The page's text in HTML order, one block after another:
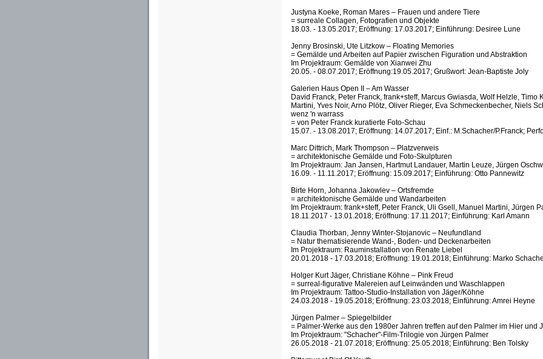
Justyna Koeke, Roman Mares ­– Frauen und andere Tiere
= surreale Collagen, Fotografien und Objekte
18.03. - 13.05.2017; Eröffnung: 17.03.2017; Einführung: Desiree Lune
Jenny Brosinski, Ute Litzkow ­– Floating Memories
= Gemälde und Arbeiten auf Papier zwischen Figuration und Abstraktion
Im Projektraum: Gemälde von Xianwei Zhu
20.05. - 08.07.2017; Eröffnung:19.05.2017; Grußwort: Jean-Baptiste Joly
Galerien Haus Open II – Am Wasser
David Franck, Peter Franck, frank+steff, Marcus Gwiasda, Wolf Helzle, Timo
Martini, Yves Noir, Arno Plötz, Oliver Rieger, Eva Schmeckenbecher, Niels
wenz 'n warrass
= von Peter Franck kuratierte Foto-Schau
15.07. - 13.08.2017; Eröffnung: 14.07.2017; Einf.: M.Schacher/P.Franck;
Marc Dittrich, Mark Thompson – Platzverweis
= architektonische Gemälde und Foto-Skulpturen
Im Projektraum: Jan Jansen, Hartmut Landauer, Martin Leuze, Jürgen
16.09. - 11.11.2017; Eröffnung: 15.09.2017; Einführung: Otto Pannewitz
Birte Horn, Johanna Jakowlev – Ortsfremde
= architektonische Gemälde und Wandarbeiten
Im Projektraum: frank+steff, Peter Franck, Uli Gsell, Manuel Martini, Jürgen
18.11.2017 - 13.01.2018; Eröffnung: 17.11.2017; Einführung: Karl Amann
Claudia Thorban, Jenny Winter-Stojanovic – Neufundland
= Natur thematisierende Wand-, Boden- und Deckenarbeiten
Im Projektraum: Rauminstallation von Renate Liebel
20.01.2018 - 17.03.2018; Eröffnung: 19.01.2018; Einführung: Marko
Holger Kurt Jäger, Christiane Köhne – Pink Freud
= surreal-figurative Malereien auf Leinwänden und Waschlappen
Im Projektraum: Tattoo-Studio-Installation von Jäger/Köhne
24.03.2018 - 19.05.2018; Eröffnung: 23.03.2018; Einführung: Amrei Heyne
Jürgen Palmer – Spiegelbilder
= Palmer-Werke aus den 1980er Jahren treffen auf den Palmer im Hier und
Im Projektraum: "Schacher"-Film-Trilogie von Jürgen Palmer
26.05.2018 - 21.07.2018; Eröffnung: 25.05.2018; Einführung: Ben Tolsky